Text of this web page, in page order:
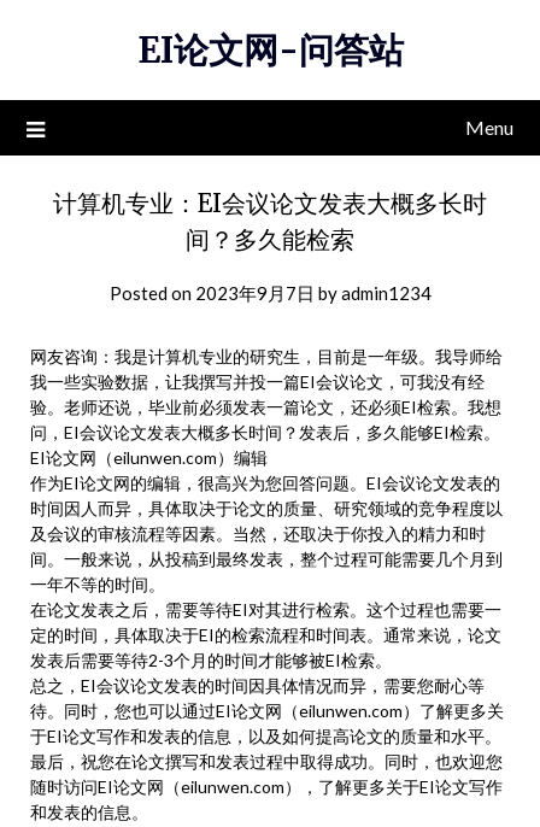
EI论文网-问答站
Menu
计算机专业：EI会议论文发表大概多长时
间？多久能检索
Posted on 2023年9月7日 byadmin1234
网友咨询：我是计算机专业的研究生，目前是一年级。我导师给
我一些实验数据，让我撰写并投一篇EI会议论文，可我没有经
验。老师还说，毕业前必须发表一篇论文，还必须EI检索。我想
问，EI会议论文发表大概多长时间？发表后，多久能够EI检索。
EI论文网（eilunwen.com）编辑
作为EI论文网的编辑，很高兴为您回答问题。EI会议论文发表的
时间因人而异，具体取决于论文的质量、研究领域的竞争程度以
及会议的审核流程等因素。当然，还取决于你投入的精力和时
间。一般来说，从投稿到最终发表，整个过程可能需要几个月到
一年不等的时间。
在论文发表之后，需要等待EI对其进行检索。这个过程也需要一
定的时间，具体取决于EI的检索流程和时间表。通常来说，论文
发表后需要等待2-3个月的时间才能够被EI检索。
总之，EI会议论文发表的时间因具体情况而异，需要您耐心等
待。同时，您也可以通过EI论文网（eilunwen.com）了解更多关
于EI论文写作和发表的信息，以及如何提高论文的质量和水平。
最后，祝您在论文撰写和发表过程中取得成功。同时，也欢迎您
随时访问EI论文网（eilunwen.com），了解更多关于EI论文写作
和发表的信息。